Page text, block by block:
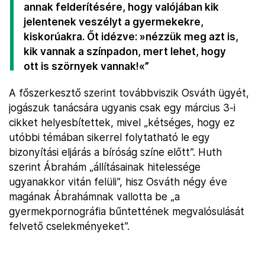
annak felderítésére, hogy valójában kik
jelentenek veszélyt a gyermekekre,
kiskorúakra. Őt idézve: »nézzük meg azt is,
kik vannak a színpadon, mert lehet, hogy
ott is szörnyek vannak!«”
A főszerkesztő szerint továbbviszik Osváth ügyét,
jogászuk tanácsára ugyanis csak egy március 3-i
cikket helyesbítettek, mivel „kétséges, hogy ez
utóbbi témában sikerrel folytatható le egy
bizonyítási eljárás a bíróság színe előtt”. Huth
szerint Ábrahám „állításainak hitelessége
ugyanakkor vitán felüli”, hisz Osváth négy éve
magának Ábrahámnak vallotta be „a
gyermekpornográfia bűntettének megvalósulását
felvető cselekményeket”.